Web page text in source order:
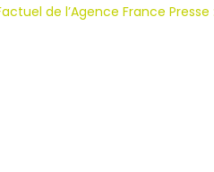
de l’Agence France